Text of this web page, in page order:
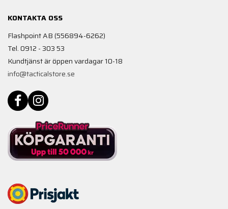
KONTAKTA OSS
Flashpoint AB (556894-6262)
Tel. 0912 - 303 53
Kundtjänst är öppen vardagar 10-18
info@tacticalstore.se